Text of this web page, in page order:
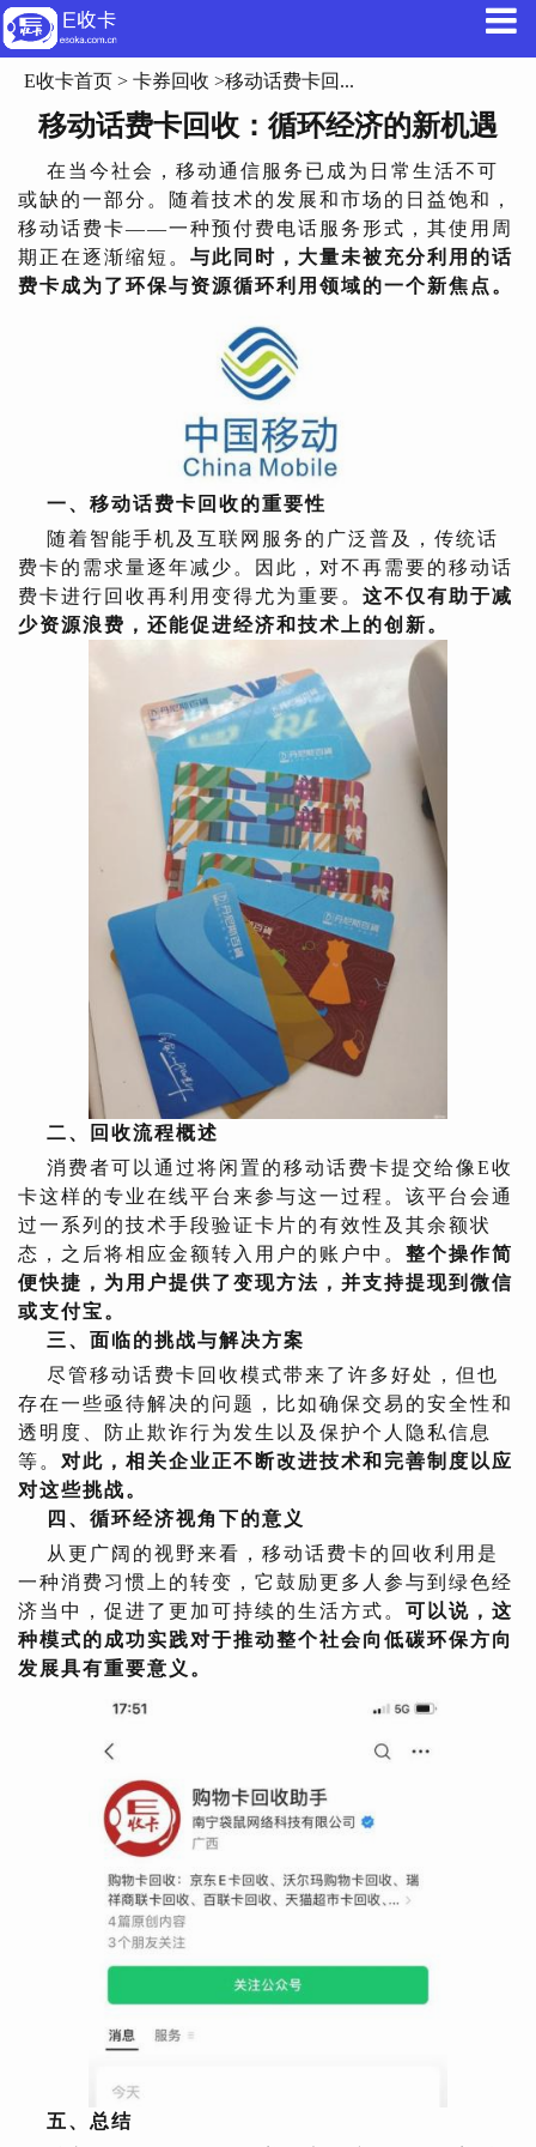
E收卡首页 > 卡券回收 >移动话费卡回...
移动话费卡回收：循环经济的新机遇
在当今社会，移动通信服务已成为日常生活不可
或缺的一部分。随着技术的发展和市场的日益饱和，
移动话费卡——一种预付费电话服务形式，其使用周
期正在逐渐缩短。 与此同时，大量未被充分利用的话
费卡成为了环保与资源循环利用领域的一个新焦点。
一、移动话费卡回收的重要性
随着智能手机及互联网服务的广泛普及，传统话
费卡的需求量逐年减少。因此，对不再需要的移动话
费卡进行回收再利用变得尤为重要。 这不仅有助于减
少资源浪费，还能促进经济和技术上的创新。
二、回收流程概述
消费者可以通过将闲置的移动话费卡提交给像E收
卡这样的专业在线平台来参与这一过程。该平台会通
过一系列的技术手段验证卡片的有效性及其余额状
态，之后将相应金额转入用户的账户中。 整个操作简
便快捷，为用户提供了变现方法，并支持提现到微信
或支付宝。
三、面临的挑战与解决方案
尽管移动话费卡回收模式带来了许多好处，但也
存在一些亟待解决的问题，比如确保交易的安全性和
透明度、防止欺诈行为发生以及保护个人隐私信息
等。 对此，相关企业正不断改进技术和完善制度以应
对这些挑战。
四、循环经济视角下的意义
从更广阔的视野来看，移动话费卡的回收利用是
一种消费习惯上的转变，它鼓励更多人参与到绿色经
济当中，促进了更加可持续的生活方式。 可以说，这
种模式的成功实践对于推动整个社会向低碳环保方向
发展具有重要意义。
五、总结